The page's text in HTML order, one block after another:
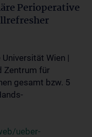
Perioperative
Wien |
Zentrum für
gesamt bzw. 5
ueber-